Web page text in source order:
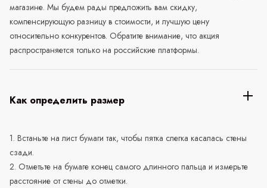
магазине. Мы будем рады предложить вам скидку,
компенсирующую разницу в стоимости, и лучшую цену
относительно конкурентов. Обратите внимание, что акция
распространяется только на российские платформы.
Как определить размер
1. Встаньте на лист бумаги так, чтобы пятка слегка касалась стены
сзади.
2. Отметьте на бумаге конец самого длинного пальца и измерьте
расстояние от стены до отметки.